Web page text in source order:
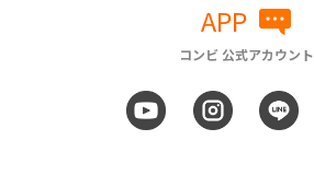
APP
コンビ 公式アカウント